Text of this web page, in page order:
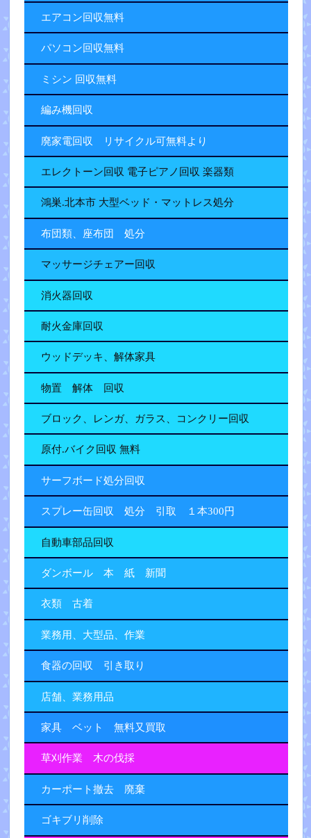
エアコン回収無料
パソコン回収無料
ミシン 回収無料
編み機回収
廃家電回収 リサイクル可無料より
エレクトーン回収 電子ピアノ回収 楽器類
鴻巣.北本市 大型ベッド・マットレス処分
布団類、座布団 処分
マッサージチェアー回収
消火器回収
耐火金庫回収
ウッドデッキ、解体家具
物置 解体 回収
ブロック、レンガ、ガラス、コンクリー回収
原付.バイク回収 無料
サーフボード処分回収
スプレー缶回収 処分 引取 １本300円
自動車部品回収
ダンボール 本 紙 新聞
衣類 古着
業務用、大型品、作業
食器の回収 引き取り
店舗、業務用品
家具 ベット 無料又買取
草刈作業 木の伐採
カーポート撤去 廃棄
ゴキブリ削除